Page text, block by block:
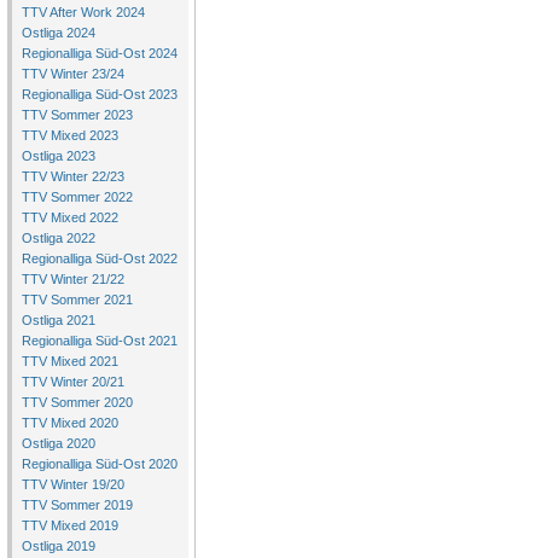
TTV After Work 2024
Ostliga 2024
Regionalliga Süd-Ost 2024
TTV Winter 23/24
Regionalliga Süd-Ost 2023
TTV Sommer 2023
TTV Mixed 2023
Ostliga 2023
TTV Winter 22/23
TTV Sommer 2022
TTV Mixed 2022
Ostliga 2022
Regionalliga Süd-Ost 2022
TTV Winter 21/22
TTV Sommer 2021
Ostliga 2021
Regionalliga Süd-Ost 2021
TTV Mixed 2021
TTV Winter 20/21
TTV Sommer 2020
TTV Mixed 2020
Ostliga 2020
Regionalliga Süd-Ost 2020
TTV Winter 19/20
TTV Sommer 2019
TTV Mixed 2019
Ostliga 2019